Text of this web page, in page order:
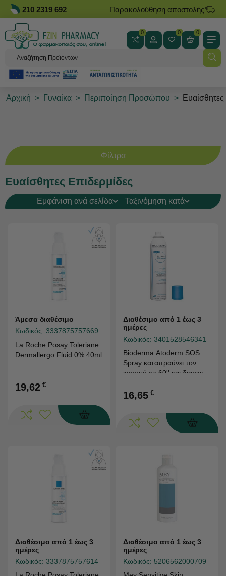
210 2319 692 Παρακολούθηση αποστολής
0 0 0
Αρχική > Γυναίκα > Περιποίηση Προσώπου >
Φίλτρα
Ευαίσθητες Επιδερμίδες
Εμφάνιση ανά σελίδα Ταξινόμηση κατά
Άμεσα διαθέσιμο
Κωδικός: 3337875757669
La Roche Posay Toleriane
Dermallergo Fluid 0% 40ml
19,62 €
Διαθέσιμο από 1 έως 3
ημέρες
Κωδικός: 3401528546341
Bioderma Atoderm SOS
Spray καταπραϋνει τον
κνησμό σε 60'' και διαρκεί 6
16,65 €
Διαθέσιμο από 1 έως 3
ημέρες
Κωδικός: 3337875757614
Διαθέσιμο από 1 έως 3
ημέρες
Κωδικός: 5206562000709